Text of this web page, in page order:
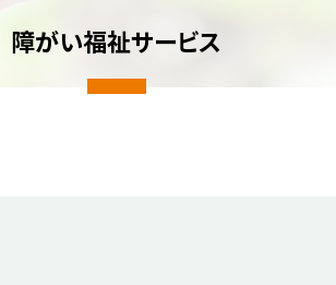
障がい福祉サービス